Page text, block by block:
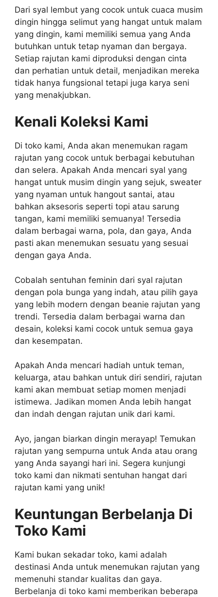
Dari syal lembut yang cocok untuk cuaca musim
dingin hingga selimut yang hangat untuk malam
yang dingin, kami memiliki semua yang Anda
butuhkan untuk tetap nyaman dan bergaya.
Setiap rajutan kami diproduksi dengan cinta
dan perhatian untuk detail, menjadikan mereka
tidak hanya fungsional tetapi juga karya seni
yang menakjubkan.
Kenali Koleksi Kami
Di toko kami, Anda akan menemukan ragam
rajutan yang cocok untuk berbagai kebutuhan
dan selera. Apakah Anda mencari syal yang
hangat untuk musim dingin yang sejuk, sweater
yang nyaman untuk hangout santai, atau
bahkan aksesoris seperti topi atau sarung
tangan, kami memiliki semuanya! Tersedia
dalam berbagai warna, pola, dan gaya, Anda
pasti akan menemukan sesuatu yang sesuai
dengan gaya Anda.
Cobalah sentuhan feminin dari syal rajutan
dengan pola bunga yang indah, atau pilih gaya
yang lebih modern dengan beanie rajutan yang
trendi. Tersedia dalam berbagai warna dan
desain, koleksi kami cocok untuk semua gaya
dan kesempatan.
Apakah Anda mencari hadiah untuk teman,
keluarga, atau bahkan untuk diri sendiri, rajutan
kami akan membuat setiap momen menjadi
istimewa. Jadikan momen Anda lebih hangat
dan indah dengan rajutan unik dari kami.
Ayo, jangan biarkan dingin merayap! Temukan
rajutan yang sempurna untuk Anda atau orang
yang Anda sayangi hari ini. Segera kunjungi
toko kami dan nikmati sentuhan hangat dari
rajutan kami yang unik!
Keuntungan Berbelanja Di
Toko Kami
Kami bukan sekadar toko, kami adalah
destinasi Anda untuk menemukan rajutan yang
memenuhi standar kualitas dan gaya.
Berbelanja di toko kami memberikan beberapa